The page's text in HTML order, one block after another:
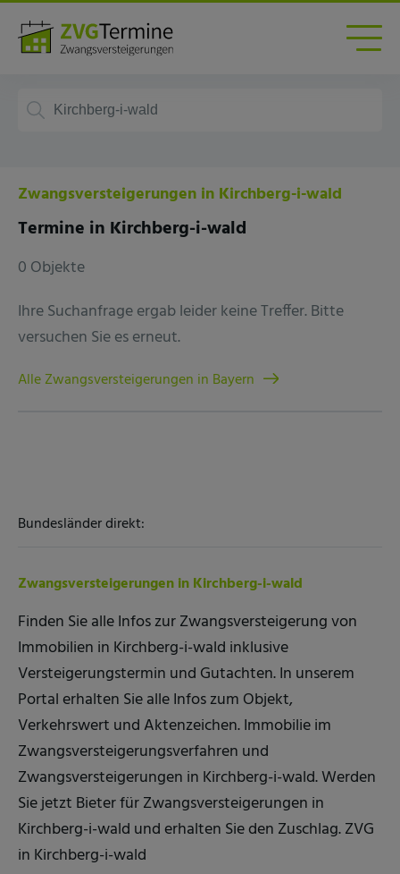
Zwangsversteigerungen in Kirchberg-i-wald
Termine in Kirchberg-i-wald
0 Objekte
Ihre Suchanfrage ergab leider keine Treffer. Bitte
versuchen Sie es erneut.
Alle Zwangsversteigerungen in Bayern
Bundesländer direkt:
Zwangsversteigerungen in Kirchberg-i-wald
Finden Sie alle Infos zur Zwangsversteigerung von
Immobilien in Kirchberg-i-wald inklusive
Versteigerungstermin und Gutachten. In unserem
Portal erhalten Sie alle Infos zum Objekt,
Verkehrswert und Aktenzeichen. Immobilie im
Zwangsversteigerungsverfahren und
Zwangsversteigerungen in Kirchberg-i-wald. Werden
Sie jetzt Bieter für Zwangsversteigerungen in
Kirchberg-i-wald und erhalten Sie den Zuschlag. ZVG
in Kirchberg-i-wald